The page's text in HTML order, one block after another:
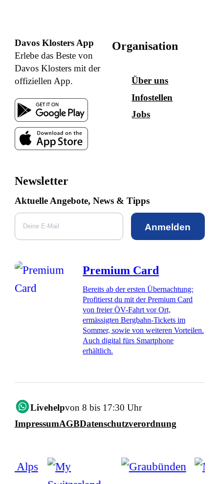
Davos Klosters App
Erlebe das Beste von
Davos Klosters mit der
offiziellen App.
Organisation
Über uns
Infostellen
Jobs
Newsletter
Aktuelle Angebote, News & Tipps
Anmelden
Premium Card
Bereits ab der ersten Übernachtung:
Profitierst du mit der Premium Card
von freier ÖV-Fahrt vor Ort,
ermässigten Bergbahn-Tickets im
Sommer, sowie von weiteren Vorteilen.
Auch digital fürs Smartphone
erhältlich.
Livehelpvon 8 bis 17:30 Uhr
ImpressumAGBDatenschutzverordnung